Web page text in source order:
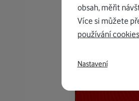
obsah, měřit
Více si můžete
používání cookies
Nastavení